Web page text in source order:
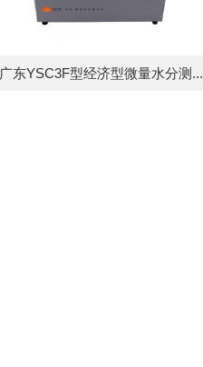
广东YSC3F型经济型微量水分测...